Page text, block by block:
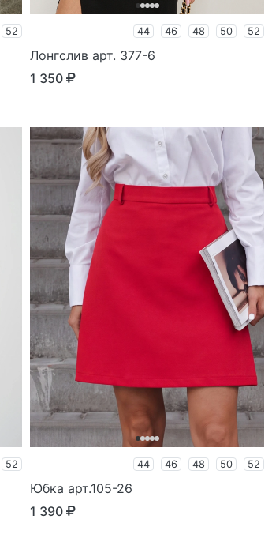
52 44 46 48 50 52
Лонгслив арт. 377-6
1 350
52 44 46 48 50 52
Юбка арт.105-26
1 390